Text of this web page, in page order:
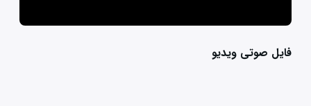
فایل صوتی ویدیو